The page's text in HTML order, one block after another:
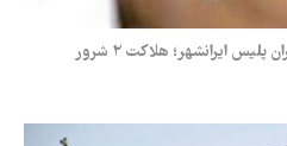
ایرانشهر؛ هلاکت‌ ۲ شرور